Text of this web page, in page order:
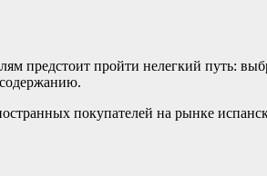
предстоит пройти нелегкий путь:
покупателей на рынке